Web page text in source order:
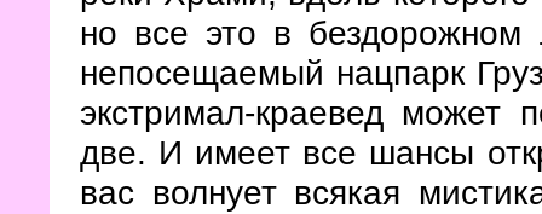
но все это в
непосещаемый нацпарк
экстримал-краевед может
две. И имеет все шансы
вас волнует всякая